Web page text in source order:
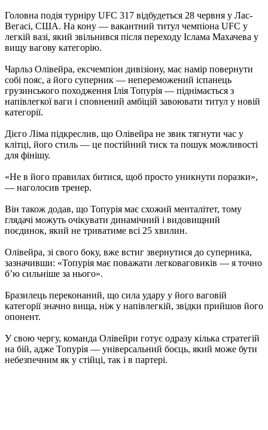
Головна подія турніру UFC 317 відбудеться 28 червня у Лас-
Вегасі, США. На кону — вакантний титул чемпіона UFC у
легкій вазі, який звільнився після переходу Іслама Махачева у
вищу вагову категорію.
Чарльз Олівейра, ексчемпіон дивізіону, має намір повернути
собі пояс, а його суперник — непереможений іспанець
грузинського походження Ілія Топурія — піднімається з
напівлегкої ваги і сповнений амбіцій завоювати титул у новій
категорії.
Дієго Ліма підкреслив, що Олівейра не звик тягнути час у
клітці, його стиль — це постійний тиск та пошук можливості
для фінішу.
«Не в його правилах битися, щоб просто уникнути поразки»,
— наголосив тренер.
Він також додав, що Топурія має схожий менталітет, тому
глядачі можуть очікувати динамічний і видовищний
поєдинок, який не триватиме всі 25 хвилин.
Олівейра, зі свого боку, вже встиг звернутися до суперника,
зазначивши: «Топурія має поважати легковаговиків — я точно
б’ю сильніше за нього».
Бразилець переконаний, що сила удару у його ваговій
категорії значно вища, ніж у напівлегкій, звідки прийшов його
опонент.
У свою чергу, команда Олівейри готує одразу кілька стратегій
на бій, адже Топурія — універсальний боєць, який може бути
небезпечним як у стійці, так і в партері.